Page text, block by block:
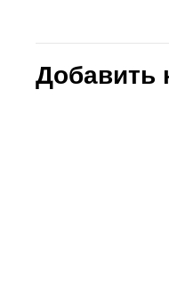
Добавить